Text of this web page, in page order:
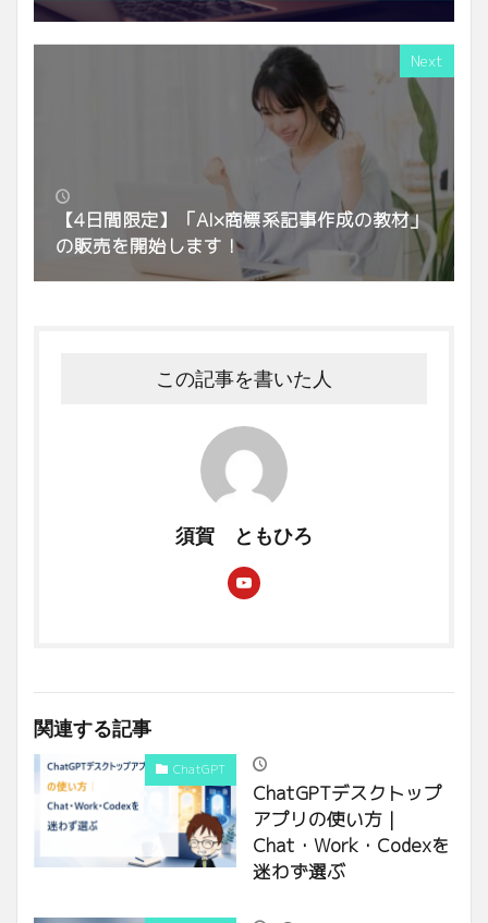
Next
【4日間限定】「AI×商標系記事作成の教材」
の販売を開始します！
この記事を書いた人
須賀 ともひろ
関連する記事
ChatGPT
ChatGPTデスクトップ
アプリの使い方｜
Chat・Work・Codexを
迷わず選ぶ